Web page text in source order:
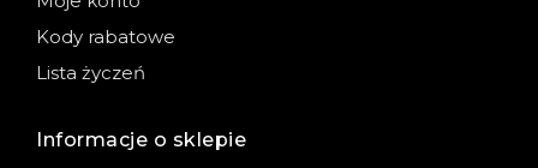
Kody rabatowe
Lista życzeń
Informacje o sklepie